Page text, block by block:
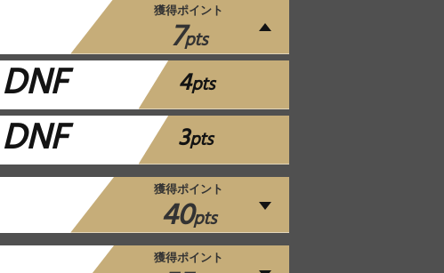
獲得ポイント
7pts
DNF 4pts
DNF 3pts
獲得ポイント
40pts
獲得ポイント